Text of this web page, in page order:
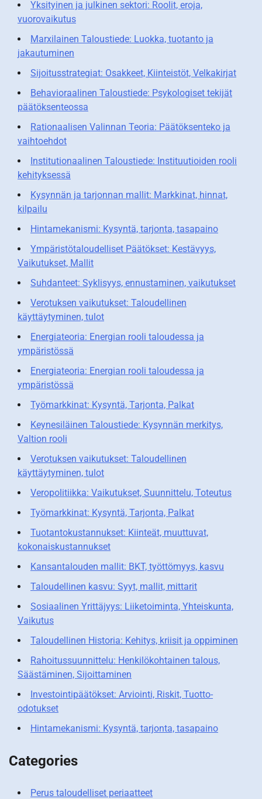
Yksityinen ja julkinen sektori: Roolit, eroja,
vuorovaikutus
Marxilainen Taloustiede: Luokka, tuotanto ja
jakautuminen
Sijoitusstrategiat: Osakkeet, Kiinteistöt, Velkakirjat
Behavioraalinen Taloustiede: Psykologiset tekijät
päätöksenteossa
Rationaalisen Valinnan Teoria: Päätöksenteko ja
vaihtoehdot
Institutionaalinen Taloustiede: Instituutioiden rooli
kehityksessä
Kysynnän ja tarjonnan mallit: Markkinat, hinnat,
kilpailu
Hintamekanismi: Kysyntä, tarjonta, tasapaino
Ympäristötaloudelliset Päätökset: Kestävyys,
Vaikutukset, Mallit
Suhdanteet: Syklisyys, ennustaminen, vaikutukset
Verotuksen vaikutukset: Taloudellinen
käyttäytyminen, tulot
Energiateoria: Energian rooli taloudessa ja
ympäristössä
Energiateoria: Energian rooli taloudessa ja
ympäristössä
Työmarkkinat: Kysyntä, Tarjonta, Palkat
Keynesiläinen Taloustiede: Kysynnän merkitys,
Valtion rooli
Verotuksen vaikutukset: Taloudellinen
käyttäytyminen, tulot
Veropolitiikka: Vaikutukset, Suunnittelu, Toteutus
Työmarkkinat: Kysyntä, Tarjonta, Palkat
Tuotantokustannukset: Kiinteät, muuttuvat,
kokonaiskustannukset
Kansantalouden mallit: BKT, työttömyys, kasvu
Taloudellinen kasvu: Syyt, mallit, mittarit
Sosiaalinen Yrittäjyys: Liiketoiminta, Yhteiskunta,
Vaikutus
Taloudellinen Historia: Kehitys, kriisit ja oppiminen
Rahoitussuunnittelu: Henkilökohtainen talous,
Säästäminen, Sijoittaminen
Investointipäätökset: Arviointi, Riskit, Tuotto-
odotukset
Hintamekanismi: Kysyntä, tarjonta, tasapaino
Categories
Perus taloudelliset periaatteet